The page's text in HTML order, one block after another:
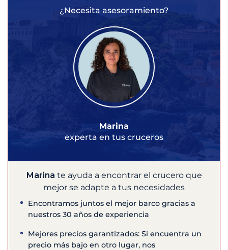
¿Necesita asesoramiento?
Marina
experta en tus cruceros
Marina te ayuda a encontrar el crucero que
mejor se adapte a tus necesidades
Encontramos juntos el mejor barco gracias a
nuestros 30 años de experiencia
Mejores precios garantizados: Si encuentra un
precio más bajo en otro lugar, nos